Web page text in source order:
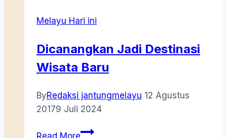
Melayu Hari ini
Dicanangkan Jadi Destinasi
Wisata Baru
ByRedaksi jantungmelayu 12 Agustus
20179 Juli 2024
Read MoreDicanangkan